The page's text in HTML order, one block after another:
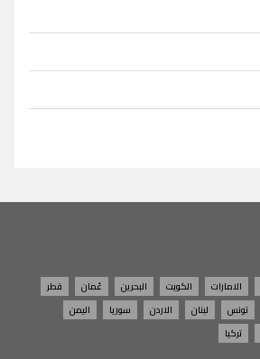
الامارات الكويت البحرين عُمان
قطر
تونس لبنان الاردن سوريا
اليمن
تركيا